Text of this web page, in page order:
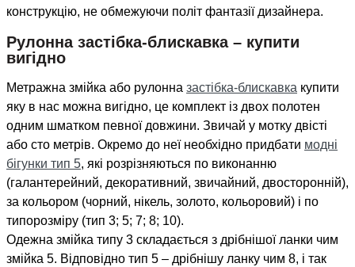
конструкцію, не обмежуючи політ фантазії дизайнера.
Рулонна застібка-блискавка – купити
вигідно
Метражна змійка або рулонна застібка-блискавка купити
яку в нас можна вигідно, це комплект із двох полотен
одним шматком певної довжини. Звичай у мотку двісті
або сто метрів. Окремо до неї необхідно придбати модні
бігунки тип 5, які розрізняються по виконанню
(галантерейний, декоративний, звичайний, двосторонній),
за кольором (чорний, нікель, золото, кольоровий) і по
типорозміру (тип 3; 5; 7; 8; 10).
Одежна змійка типу 3 складається з дрібнішої ланки чим
змійка 5. Відповідно тип 5 – дрібнішу ланку чим 8, і так